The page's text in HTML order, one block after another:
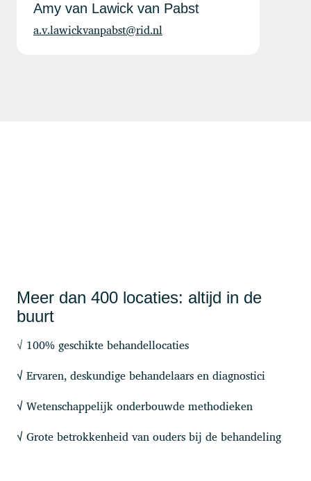
Amy van Lawick van Pabst
a.v.lawickvanpabst@rid.nl
Meer dan 400 locaties: altijd in de
buurt
√ 100% geschikte behandellocaties
√ Ervaren, deskundige behandelaars en diagnostici
√ Wetenschappelijk onderbouwde methodieken
√ Grote betrokkenheid van ouders bij de behandeling